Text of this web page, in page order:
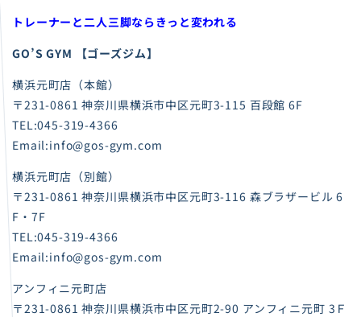
トレーナーと二人三脚ならきっと変われる
GO’S GYM 【ゴーズジム】
横浜元町店（本館）
〒231-0861 神奈川県横浜市中区元町3-115 百段館 6F
TEL:045-319-4366
Email:info@gos-gym.com
横浜元町店（別館）
〒231-0861 神奈川県横浜市中区元町3-116 森ブラザービル 6
F・7F
TEL:045-319-4366
Email:info@gos-gym.com
アンフィニ元町店
〒231-0861 神奈川県横浜市中区元町2-90 アンフィニ元町 3Ｆ